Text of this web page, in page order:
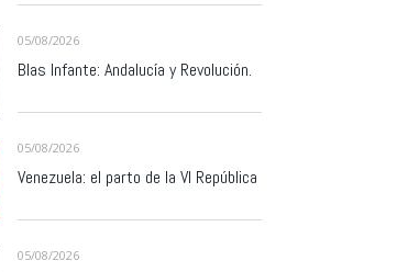
05/08/2026
Blas Infante: Andalucía y Revolución.
05/08/2026
Venezuela: el parto de la VI República
05/08/2026